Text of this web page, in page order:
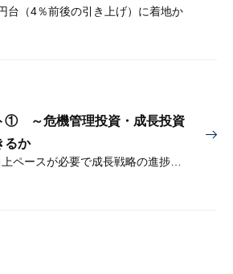
台（4％前後の引き上げ）に着地か
① ～危機管理投資・成長投資
るか
米国を上回る生産性向上ペースが必要で成長戦略の進捗管理も課題